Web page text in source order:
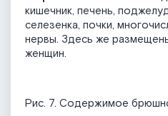
кишечник, печень,
селезенка, почки,
нервы. Здесь же
женщин.
Рис. 7. Cодержимое